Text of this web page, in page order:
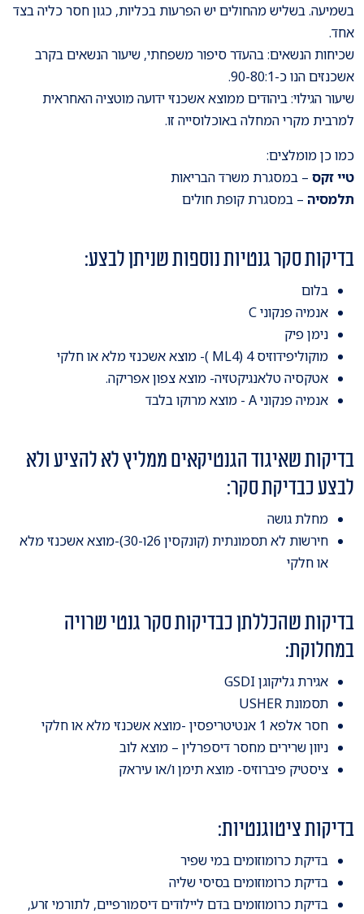
בשמיעה. בשליש מהחולים יש הפרעות בכליות, כגון חסר כליה בצד
אחד.
שכיחות הנשאים: בהעדר סיפור משפחתי, שיעור הנשאים בקרב
אשכנזים הנו כ-90-80:1.
שיעור הגילוי: ביהודים ממוצא אשכנזי ידועה מוטציה האחראית
למרבית מקרי המחלה באוכלוסייה זו.
כמו כן מומלצים:
טיי זקס – במסגרת משרד הבריאות
תלמסיה – במסגרת קופת חולים
בדיקות סקר גנטיות נוספות שניתן לבצע:
בלום
אנמיה פנקוני C
נימן פיק
מוקוליפידוזיס 4 (ML4 )- מוצא אשכנזי מלא או חלקי
אטקסיה טלאנגיקטזיה- מוצא צפון אפריקה.
אנמיה פנקוני A - מוצא מרוקו בלבד
בדיקות שאיגוד הגנטיקאים ממליץ לא להציע ולא
לבצע כבדיקת סקר:
מחלת גושה
חירשות לא תסמונתית (קונקסין 26ו-30)-מוצא אשכנזי מלא
או חלקי
בדיקות שהכללתן כבדיקות סקר גנטי שרויה
במחלוקת:
אגירת גליקוגן GSDI
תסמונת USHER
חסר אלפא 1 אנטיטריפסין -מוצא אשכנזי מלא או חלקי
ניוון שרירים מחסר דיספרלין – מוצא לוב
ציסטיק פיברוזיס- מוצא תימן ו/או עיראק
בדיקות ציטוגנטיות:
בדיקת כרומוזומים במי שפיר
בדיקת כרומוזומים בסיסי שליה
בדיקת כרומוזומים בדם ליילודים דיסמורפיים, לתורמי זרע,